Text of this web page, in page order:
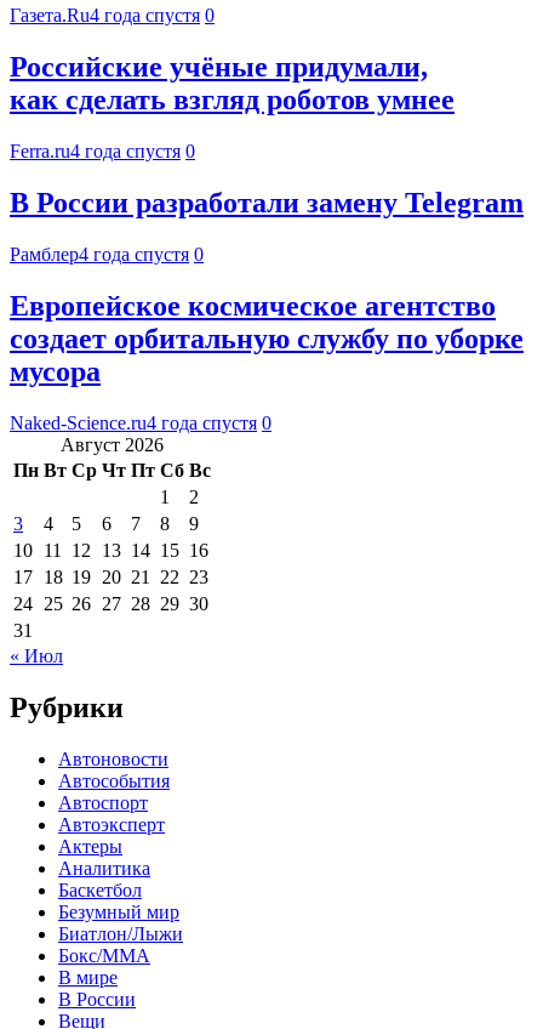
Газета.Ru4 года спустя 0
Российские учёные придумали,
как сделать взгляд роботов умнее
Ferra.ru4 года спустя 0
В России разработали замену Telegram
Рамблер4 года спустя 0
Европейское космическое агентство
создает орбитальную службу по уборке
мусора
Naked-Science.ru4 года спустя 0
Август 2026
Пн Вт Ср Чт Пт Сб Вс
1
2
3
4 5 6 7 8
9
10 11 12 13 14 15 16
17 18 19 20 21 22 23
24 25 26 27 28 29 30
31
« Июл
Рубрики
Автоновости
Автособытия
Автоспорт
Автоэксперт
Актеры
Аналитика
Баскетбол
Безумный мир
Биатлон/Лыжи
Бокс/MMA
В мире
В России
Вещи